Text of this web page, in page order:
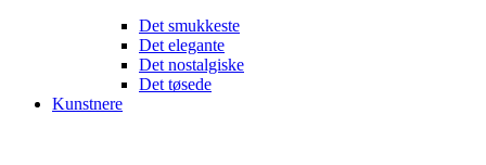
Det smukkeste
Det elegante
Det nostalgiske
Det tøsede
Kunstnere